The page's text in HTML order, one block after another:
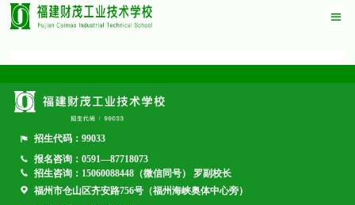
招生代码：99033
报名咨询：0591—87718073
招生咨询：15060088448（微信同号） 罗副校长
福州市仓山区齐安路756号（福州海峡奥体中心旁）